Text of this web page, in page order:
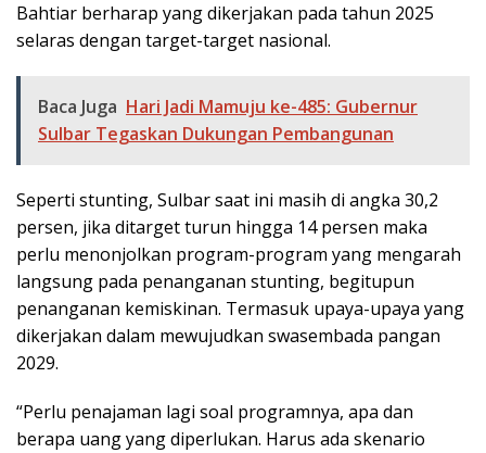
Bahtiar berharap yang dikerjakan pada tahun 2025
selaras dengan target-target nasional.
Baca Juga Hari Jadi Mamuju ke-485: Gubernur
Sulbar Tegaskan Dukungan Pembangunan
Seperti stunting, Sulbar saat ini masih di angka 30,2
persen, jika ditarget turun hingga 14 persen maka
perlu menonjolkan program-program yang mengarah
langsung pada penanganan stunting, begitupun
penanganan kemiskinan. Termasuk upaya-upaya yang
dikerjakan dalam mewujudkan swasembada pangan
2029.
“Perlu penajaman lagi soal programnya, apa dan
berapa uang yang diperlukan. Harus ada skenario